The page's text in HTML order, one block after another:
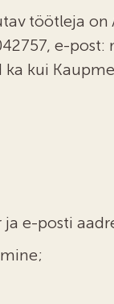
töötleja on
e-
kui
e-posti